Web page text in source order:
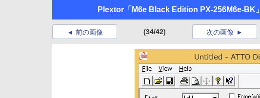
Plextor「M6e Black Edition PX-256M6e-BK」
前の画像 (34/42) 次の画像